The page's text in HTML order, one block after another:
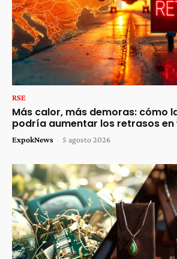
RSE
Más calor, más demoras: cómo
podría aumentar los retrasos en
ExpokNews - 5 agosto 2026